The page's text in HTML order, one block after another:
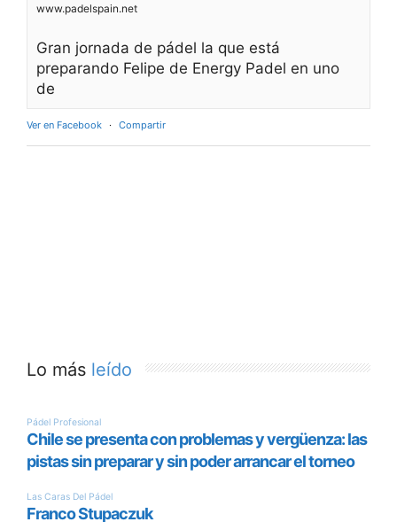
www.padelspain.net
Gran jornada de pádel la que está
preparando Felipe de Energy Padel en uno
de
Ver en Facebook · Compartir
Lo más leído